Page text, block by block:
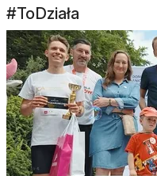
#ToDziała